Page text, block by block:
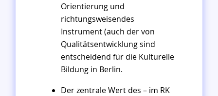
Orientierung und
richtungsweisendes
Instrument (auch der von
Qualitätsentwicklung sind
entscheidend für die Kulturelle
Bildung in Berlin.
Der zentrale Wert des – im RK